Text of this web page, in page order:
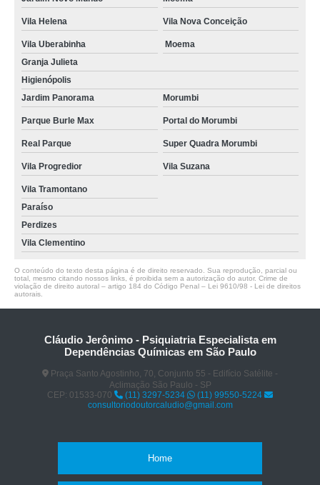
Vila Helena Vila Nova Conceição
Vila Uberabinha
Moema
Granja Julieta
Higienópolis
Jardim Panorama
Morumbi
Parque Burle Max Portal do Morumbi
Real Parque Super Quadra Morumbi
Vila Progredior Vila Suzana
Vila Tramontano
Paraíso
Perdizes
Vila Clementino
O conteúdo do texto desta página é de direito reservado. Sua reprodução, parcial ou
total, mesmo citando nossos links, é proibida sem a autorização do autor. Crime de
violação de direito autoral – artigo 184 do Código Penal – Lei 9610/98 - Lei de direitos
autorais
Cláudio Jerônimo - Psiquiatria Especialista em
Dependências Químicas em São Paulo
Praça Santo Agostinho, 70, Conjunto 55 - Edifício Satélite -
Aclimação São Paulo - SP
CEP: 01533-070
(11) 3297-5234
(11) 99550-5224
consultoriodoutorcaludio@gmail.com
Home